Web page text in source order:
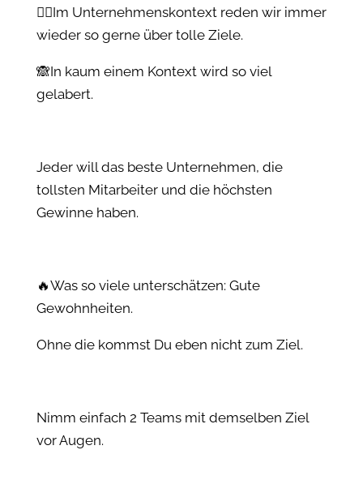
👉🏻Im Unternehmenskontext reden wir immer
wieder so gerne über tolle Ziele.
🙈In kaum einem Kontext wird so viel
gelabert.
Jeder will das beste Unternehmen, die
tollsten Mitarbeiter und die höchsten
Gewinne haben.
🔥Was so viele unterschätzen: Gute
Gewohnheiten.
Ohne die kommst Du eben nicht zum Ziel.
Nimm einfach 2 Teams mit demselben Ziel
vor Augen.